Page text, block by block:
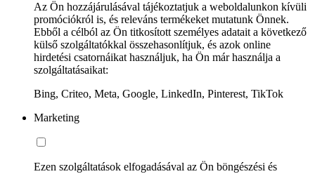
Az Ön hozzájárulásával tájékoztatjuk a weboldalunkon kívüli
promóciókról is, és releváns termékeket mutatunk Önnek.
Ebből a célból az Ön titkosított személyes adatait a következő
külső szolgáltatókkal összehasonlítjuk, és azok online
hirdetési csatornáikat használjuk, ha Ön már használja a
szolgáltatásaikat:
Bing, Criteo, Meta, Google, LinkedIn, Pinterest, TikTok
Marketing
Ezen szolgáltatások elfogadásával az Ön böngészési és